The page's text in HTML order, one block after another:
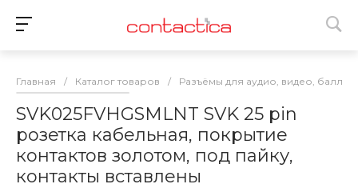
Главная / Каталог товаров / Разъёмы для аудио, видео,
SVK025FVHGSMLNT SVK 25 pin
розетка кабельная, покрытие
контактов золотом, под пайку,
контакты вставлены